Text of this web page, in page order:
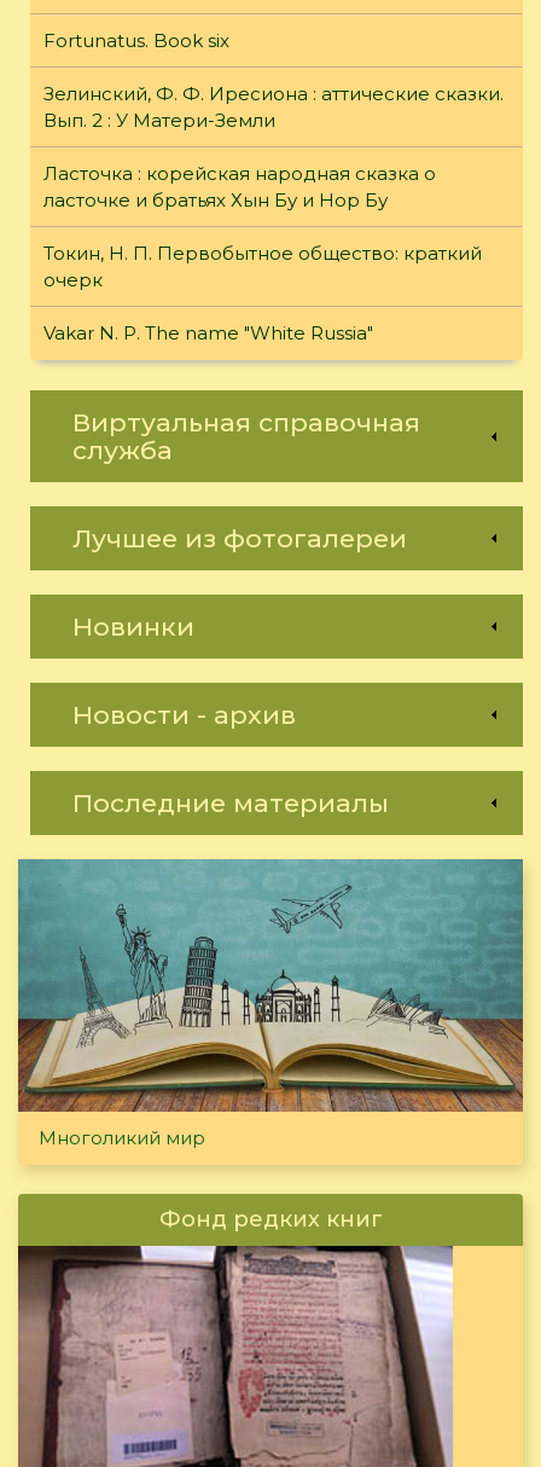
Fortunatus. Book six
Зелинский, Ф. Ф. Иресиона : аттические сказки.
Вып. 2 : У Матери-Земли
Ласточка : корейская народная сказка о
ласточке и братьях Хын Бу и Нор Бу
Токин, Н. П. Первобытное общество: краткий
очерк
Vakar N. P. The name "White Russia"
Виртуальная справочная
служба
Лучшее из фотогалереи
Новинки
Новости - архив
Последние материалы
Многоликий мир
Фонд редких книг